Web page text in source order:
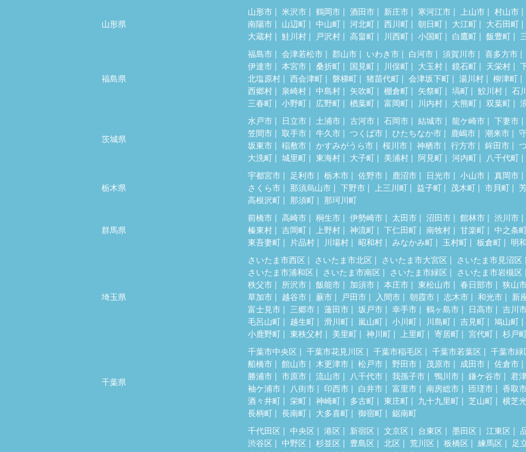
山形県
山形市 米沢市 鶴岡市 酒田市 新庄市 寒河江市 上山市
村山市
南陽市
山辺町 中山町 河北町 西川町 朝日町 大江町
大石田町
大蔵村
鮭川村 戸沢村 高畠町 川西町 小国町 白鷹町 飯豊町
福島県
福島市 会津若松市 郡山市 いわき市 白河市 須賀川市
喜多方市
伊達市
本宮市 桑折町 国見町 川俣町 大玉村 鏡石町 天栄村
北塩原村
西会津町 磐梯町 猪苗代町 会津坂下町 湯川村
柳津町
西郷村
泉崎村 中島村 矢吹町 棚倉町 矢祭町 塙町 鮫川村
石
三春町
小野町 広野町 楢葉町 富岡町 川内村 大熊町 双葉町
茨城県
水戸市 日立市 土浦市 古河市 石岡市 結城市 龍ケ崎市
下妻市
笠間市
取手市 牛久市 つくば市 ひたちなか市 鹿嶋市 潮来市
坂東市
稲敷市 かすみがうら市 桜川市 神栖市 行方市 鉾田市
大洗町
城里町 東海村 大子町 美浦村 阿見町 河内町 八千代町
栃木県
宇都宮市 足利市 栃木市 佐野市 鹿沼市 日光市 小山市
真岡市
さくら市
那須烏山市 下野市 上三川町 益子町 茂木町 市貝町
高根沢町
那須町 那珂川町
群馬県
前橋市 高崎市 桐生市 伊勢崎市 太田市 沼田市 館林市
渋川市
榛東村
吉岡町 上野村 神流町 下仁田町 南牧村 甘楽町
中之条
東吾妻町
片品村 川場村 昭和村 みなかみ町 玉村町 板倉町 明
埼玉県
さいたま市西区 さいたま市北区 さいたま市大宮区
さいたま市見沼区
さいたま市浦和区
さいたま市南区 さいたま市緑区
さいたま市岩槻区
秩父市
所沢市 飯能市 加須市 本庄市 東松山市 春日部市
狭山
草加市
越谷市 蕨市 戸田市 入間市 朝霞市 志木市 和光市
新
富士見市
三郷市 蓮田市 坂戸市 幸手市 鶴ヶ島市 日高市
吉川
毛呂山町
越生町 滑川町 嵐山町 小川町 川島町 吉見町
鳩山町
小鹿野町
東秩父村 美里町 神川町 上里町 寄居町 宮代町 杉戸
千葉県
千葉市中央区 千葉市花見川区 千葉市稲毛区 千葉市若葉区
千葉市緑
船橋市
館山市 木更津市 松戸市 野田市 茂原市 成田市
佐倉市
勝浦市
市原市 流山市 八千代市 我孫子市 鴨川市 鎌ケ谷市
君
袖ケ浦市
八街市 印西市 白井市 富里市 南房総市 匝瑳市
香取
酒々井町
栄町 神崎町 多古町 東庄町 九十九里町 芝山町
横芝
長柄町
長南町 大多喜町 御宿町
鋸南町
千代田区
中央区 港区 新宿区 文京区 台東区 墨田区 江東区
渋谷区
中野区 杉並区 豊島区 北区 荒川区 板橋区 練馬区
足